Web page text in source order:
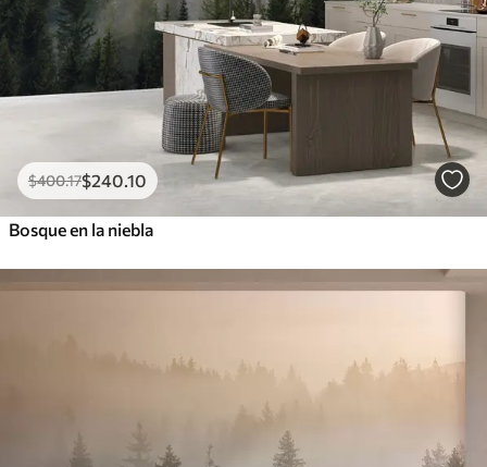
$400.17$240 .10
Bosque en la niebla